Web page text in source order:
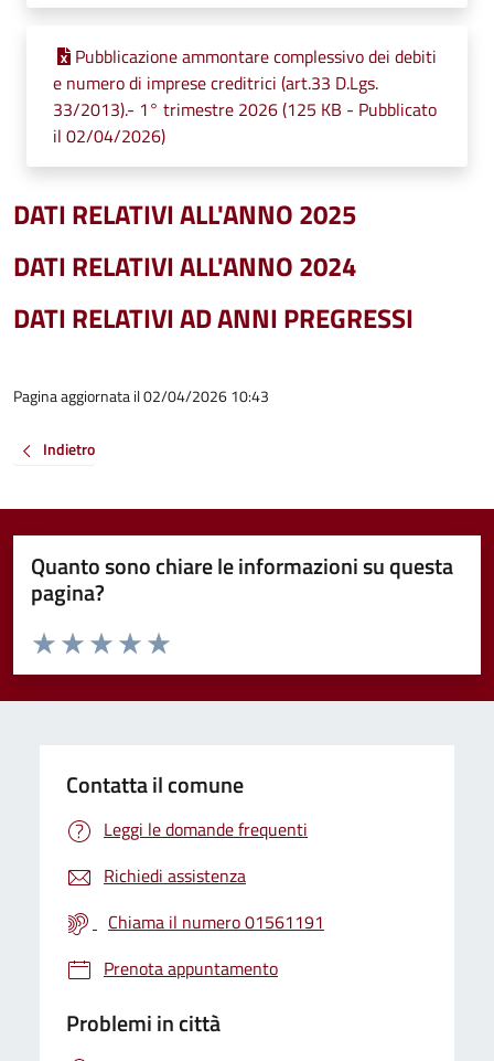
Pubblicazione ammontare complessivo dei debiti
e numero di imprese creditrici (art.33 D.Lgs.
33/2013).- 1° trimestre 2026 (125 KB - Pubblicato
il 02/04/2026)
DATI RELATIVI ALL'ANNO 2025
DATI RELATIVI ALL'ANNO 2024
DATI RELATIVI AD ANNI PREGRESSI
Pagina aggiornata il 02/04/2026 10:43
Indietro
Quanto sono chiare le informazioni su questa
pagina?
Valuta da 1 a 5 stelle la pagina
Valuta 5 stelle su 5
Valuta 4 stelle su 5
Valuta 3 stelle su 5
Valuta 2 stelle su 5
Valuta 1 stelle su 5
Contatta il comune
Leggi le domande frequenti
Richiedi assistenza
Chiama il numero 01561191
Prenota appuntamento
Problemi in città